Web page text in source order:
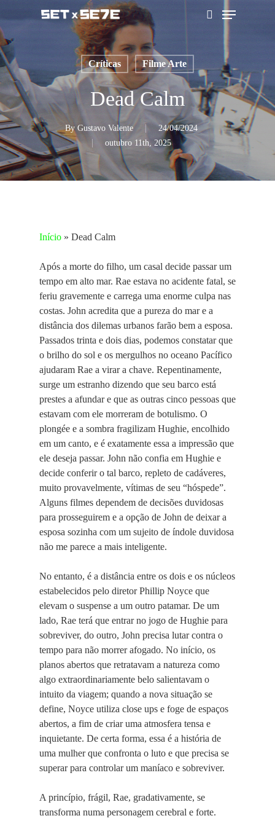
to
main
content
pesquisar
Menu
Críticas Filme Arte
Dead Calm
By Gustavo Valente
24/04/2024
outubro 11th, 2025
Início » Dead Calm
Após a morte do filho, um casal decide passar um
tempo em alto mar. Rae estava no acidente fatal, se
feriu gravemente e carrega uma enorme culpa nas
costas. John acredita que a pureza do mar e a
distância dos dilemas urbanos farão bem a esposa.
Passados trinta e dois dias, podemos constatar que
o brilho do sol e os mergulhos no oceano Pacífico
ajudaram Rae a virar a chave. Repentinamente,
surge um estranho dizendo que seu barco está
prestes a afundar e que as outras cinco pessoas que
estavam com ele morreram de botulismo. O
plongée e a sombra fragilizam Hughie, encolhido
em um canto, e é exatamente essa a impressão que
ele deseja passar. John não confia em Hughie e
decide conferir o tal barco, repleto de cadáveres,
muito provavelmente, vítimas de seu “hóspede”.
Alguns filmes dependem de decisões duvidosas
para prosseguirem e a opção de John de deixar a
esposa sozinha com um sujeito de índole duvidosa
não me parece a mais inteligente.
No entanto, é a distância entre os dois e os núcleos
estabelecidos pelo diretor Phillip Noyce que
elevam o suspense a um outro patamar. De um
lado, Rae terá que entrar no jogo de Hughie para
sobreviver, do outro, John precisa lutar contra o
tempo para não morrer afogado. No início, os
planos abertos que retratavam a natureza como
algo extraordinariamente belo salientavam o
intuito da viagem; quando a nova situação se
define, Noyce utiliza close ups e foge de espaços
abertos, a fim de criar uma atmosfera tensa e
inquietante. De certa forma, essa é a história de
uma mulher que confronta o luto e que precisa se
superar para controlar um maníaco e sobreviver.
A princípio, frágil, Rae, gradativamente, se
transforma numa personagem cerebral e forte.